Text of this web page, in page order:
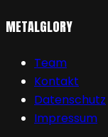
METALGLORY
Team
Kontakt
Datenschutz
Impressum